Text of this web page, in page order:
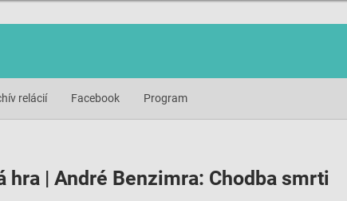
relácií Facebook Program
hra | André Benzimra: Chodba smrti